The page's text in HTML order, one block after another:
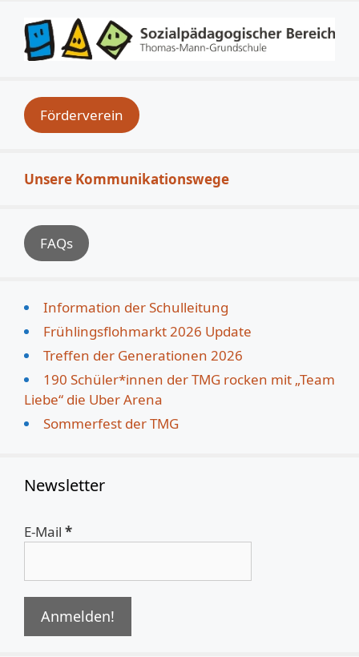
Förderverein
Unsere Kommunikationswege
FAQs
Information der Schulleitung
Frühlingsflohmarkt 2026 Update
Treffen der Generationen 2026
190 Schüler*innen der TMG rocken mit „Team
Liebe“ die Uber Arena
Sommerfest der TMG
Newsletter
E-Mail *